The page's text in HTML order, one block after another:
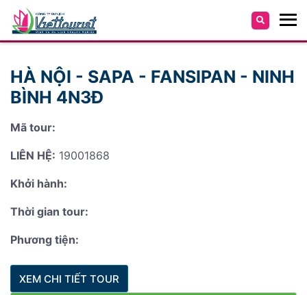
HÀ NỘI - SAPA - FANSIPAN - NINH
BÌNH 4N3Đ
Mã tour:
LIÊN HỆ: 19001868
Khởi hành:
Thời gian tour:
Phương tiện:
XEM CHI TIẾT TOUR